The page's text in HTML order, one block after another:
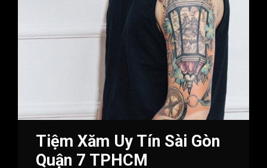
Tiệm Xăm Uy Tín Sài Gòn
Quận 7 TPHCM